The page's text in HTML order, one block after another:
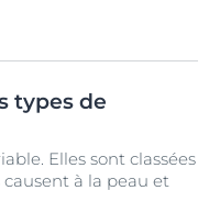
types de
Elles sont classées
causent à la peau et